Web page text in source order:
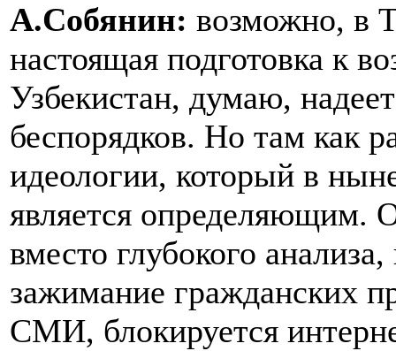
А.Собянин: возможно, в
настоящая подготовка к
Узбекистан, думаю,
беспорядков. Но там как
идеологии, который в
является определяющим.
вместо глубокого
зажимание гражданских
СМИ, блокируется